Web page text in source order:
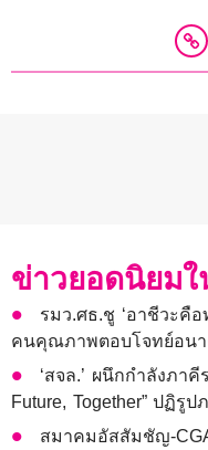
ข่าวยอดนิยม
รมว.ศธ.ชู ‘อาชีวะคื
คนคุณภาพตอบโจทย์อน
‘สจล.’ ผนึกกำลังภาคี
Future, Together” ปฏิรูป
สมาคมอัสสัมชัญ-